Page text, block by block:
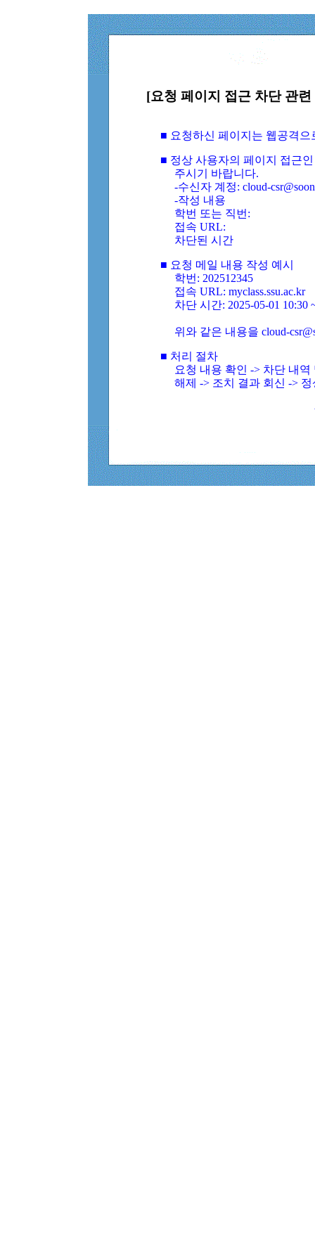
[요청 페이지 접근 차단 관
■ 요청하신 페이지는 웹공격
■ 정상 사용자의 페이지 접근
주시기 바랍니다.
-수신자 계정: cloud-
-작성 내용
학번 또는 직번:
접속 URL:
차단된 시간
■ 요청 메일 내용 작성 예시
학번: 202512345
접속 URL: myclass.ssu.ac.kr
차단 시간: 2025-05-01 10:30
위와 같은 내용을 cloud-
■ 처리 절차
요청 내용 확인 -> 차단 내
해제 -> 조치 결과 회신 ->